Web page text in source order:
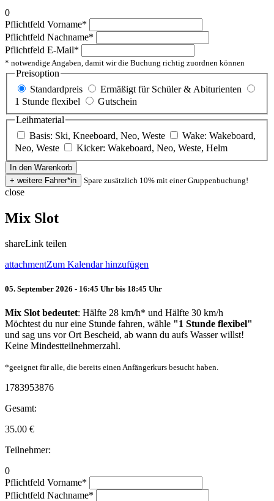
0
Pflichtfeld Vorname*
Pflichtfeld Nachname*
Pflichtfeld E-Mail*
* notwendige Angaben, damit wir die Buchung richtig zuordnen können
Preisoption
Standardpreis
Ermäßigt für Schüler & Abiturienten
1 Stunde flexibel
Gutschein
Leihmaterial
Basis: Ski, Kneeboard, Neo, Weste
Wake: Wakeboard,
Neo, Weste
Kicker: Wakeboard, Neo, Weste, Helm
Spare zusätzlich 10% mit einer Gruppenbuchung!
close
Mix Slot
shareLink teilen
attachmentZum Kalendar hinzufügen
05. September 2026 - 16:45 Uhr bis 18:45 Uhr
Mix Slot bedeutet: Hälfte 28 km/h* und Hälfte 30 km/h
Möchtest du nur eine Stunde fahren, wähle "1 Stunde flexibel"
und sag uns vor Ort Bescheid, ab wann du aufs Wasser willst!
Keine Mindestteilnehmerzahl.
*geeignet für alle, die bereits einen Anfängerkurs besucht haben.
1783953876
Gesamt:
35.00 €
Teilnehmer:
0
Pflichtfeld Vorname*
Pflichtfeld Nachname*